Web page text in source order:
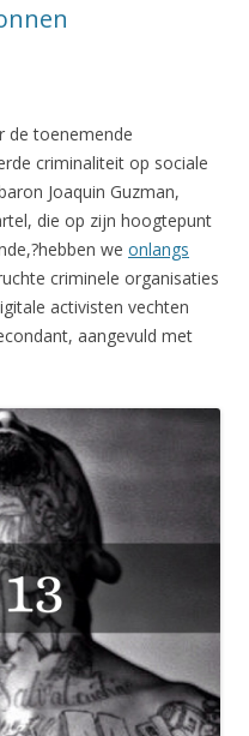
de toenemende
criminaliteit op sociale
Joaquin Guzman,
die op zijn hoogtepunt
we onlangs
criminele organisaties
activisten vechten
aangevuld met